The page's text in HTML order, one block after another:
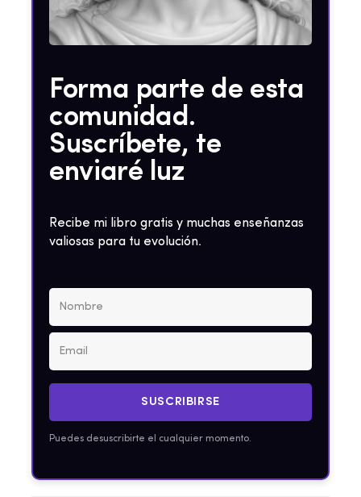
Forma parte de esta
comunidad.
Suscríbete, te
enviaré luz
Recibe mi libro gratis y muchas enseñanzas
valiosas para tu evolución.
SUSCRIBIRSE
Puedes desuscribirte el cualquier momento.